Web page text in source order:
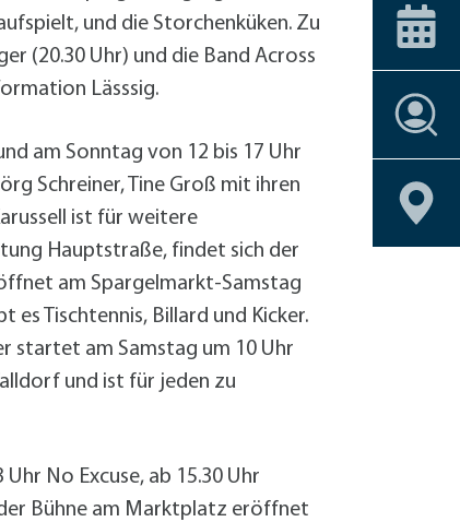
Geoportal
Geoportal
Geoportal
Entsiegelung
Fahrrad-
Gebäudehülle
Geschirrmobil
Geoportal
Geoportal
und die Storchenküken. Zu
(20.30 Uhr) und die Band Across
Lässsig.
am Sonntag von 12 bis 17 Uhr
Schreiner, Tine Groß mit ihren
ist für weitere
Hauptstraße, findet sich der
am Spargelmarkt-Samstag
es Tischtennis, Billard und Kicker.
startet am Samstag um 10 Uhr
und ist für jeden zu
No Excuse, ab 15.30 Uhr
der Bühne am Marktplatz eröffnet
Veranstaltungskalender